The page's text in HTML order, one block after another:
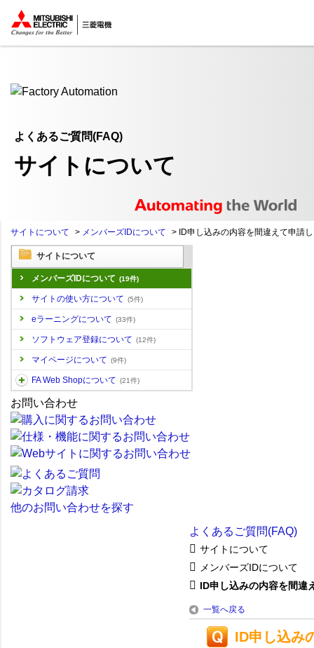
ここから本文
よくあるご質問(FAQ)
サイトについて
サイトについて > メンバーズIDについて > ID申し込みの内容を間違えて申請
サイトについて
メンバーズIDについて (19件)
サイトの使い方について (5件)
eラーニングについて (33件)
ソフトウェア登録について (12件)
マイページについて (9件)
FA Web Shopについて (21件)
お問い合わせ
他のお問い合わせを探す
よくあるご質問(FAQ)
サイトについて
メンバーズIDについて
ID申し込みの内容を間違
一覧へ戻る
ID申し込み